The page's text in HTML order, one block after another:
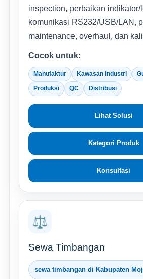
inspection, perbaikan indikator/
komunikasi RS232/USB/LAN,
maintenance, overhaul, dan
Cocok untuk:
Manufaktur Kawasan Industri
Produksi QC Distribusi
Lihat Solusi
Kategori Produk
Konsultasi
⚖️
Sewa Timbangan
sewa timbangan di Kabupaten